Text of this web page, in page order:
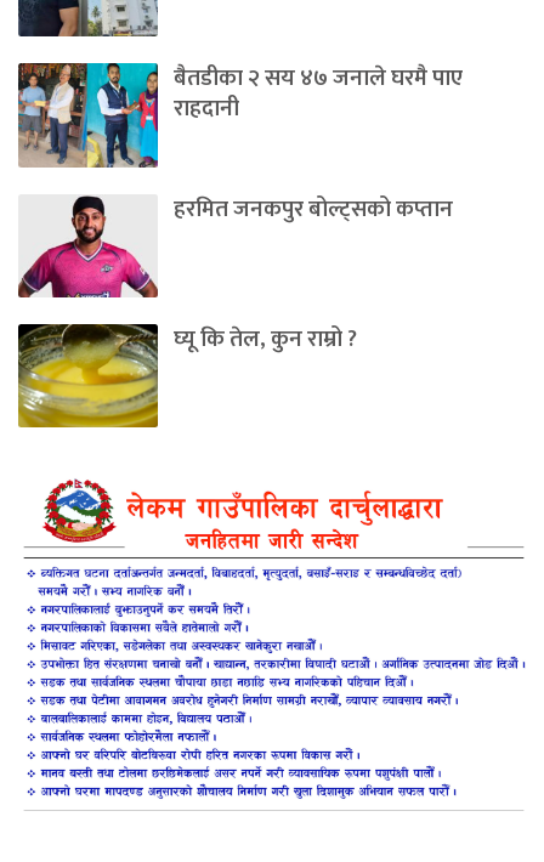
बैतडीका २ सय ४७ जनाले घरमै पाए
राहदानी
हरमित जनकपुर बोल्ट्सको कप्तान
घ्यू कि तेल, कुन राम्रो ?